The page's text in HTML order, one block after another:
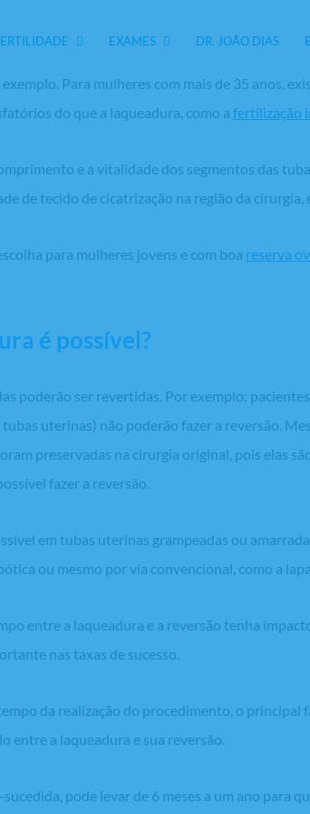
EXAMES DR. JOÃO DIAS
Para mulheres com mais de 35 anos,
do que a laqueadura, como a fertilização
e a vitalidade dos segmentos das
de tecido de cicatrização na região da cirurgia,
para mulheres jovens e com boa reserva
é possível?
poderão ser revertidas. Por exemplo:
uterinas) não poderão fazer a reversão.
preservadas na cirurgia original, pois elas
fazer a reversão.
em tubas uterinas grampeadas ou
ou mesmo por via convencional, como a
entre a laqueadura e a reversão tenha
nas taxas de sucesso.
da realização do procedimento, o
entre a laqueadura e sua reversão.
pode levar de 6 meses a um ano para